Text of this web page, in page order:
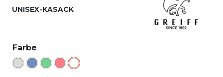
UNISEX-KASACK
Farbe